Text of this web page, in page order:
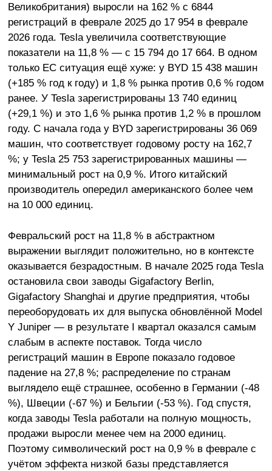
Великобритания) выросли на 162 % с 6844
регистраций в феврале 2025 до 17 954 в феврале
2026 года. Tesla увеличила соответствующие
показатели на 11,8 % — с 15 794 до 17 664. В одном
только ЕС ситуация ещё хуже: у BYD 15 438 машин
(+185 % год к году) и 1,8 % рынка против 0,6 % годом
ранее. У Tesla зарегистрированы 13 740 единиц
(+29,1 %) и это 1,6 % рынка против 1,2 % в прошлом
году. С начала года у BYD зарегистрированы 36 069
машин, что соответствует годовому росту на 162,7
%; у Tesla 25 753 зарегистрированных машины —
минимальный рост на 0,9 %. Итого китайский
производитель опередил американского более чем
на 10 000 единиц.
Февральский рост на 11,8 % в абстрактном
выражении выглядит положительно, но в контексте
оказывается безрадостным. В начале 2025 года Tesla
остановила свои заводы Gigafactory Berlin,
Gigafactory Shanghai и другие предприятия, чтобы
переоборудовать их для выпуска обновлённой Model
Y Juniper — в результате I квартал оказался самым
слабым в аспекте поставок. Тогда число
регистраций машин в Европе показало годовое
падение на 27,8 %; распределение по странам
выглядело ещё страшнее, особенно в Германии (-48
%), Швеции (-67 %) и Бельгии (-53 %). Год спустя,
когда заводы Tesla работали на полную мощность,
продажи выросли менее чем на 2000 единиц.
Поэтому символический рост на 0,9 % в феврале с
учётом эффекта низкой базы представляется